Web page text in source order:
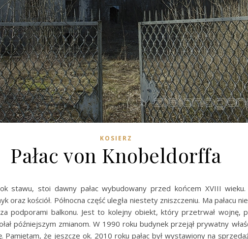
KOSIERZ
Pałac von Knobeldorffa
stawu, stoi dawny pałac wybudowany przed końcem XVIII
oraz kościół. Północna część uległa niestety zniszczeniu. Ma pałacu
podporami balkonu. Jest to kolejny obiekt, który przetrwał wojnę,
późniejszym zmianom. W 1990 roku budynek przejął prywatny
Pamiętam, że jeszcze ok. 2010 roku pałac był wystawiony na